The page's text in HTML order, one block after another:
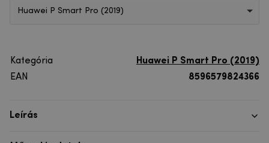
Huawei P Smart Pro (2019)
Kategória
Huawei P Smart Pro (2019)
EAN
8596579824366
Leírás